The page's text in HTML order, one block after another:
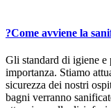
?Come avviene la
Gli standard di igiene e
importanza. Stiamo
sicurezza dei nostri
bagni verranno